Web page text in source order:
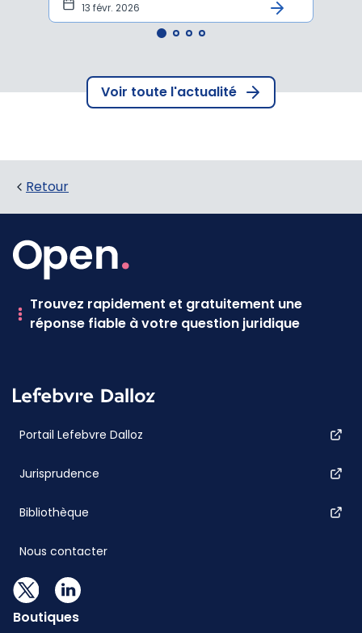
13 févr. 2026
Voir toute l'actualité
Retour
Trouvez rapidement et gratuitement une
réponse fiable à votre question juridique
Portail Lefebvre Dalloz
Jurisprudence
Bibliothèque
Nous contacter
Boutiques